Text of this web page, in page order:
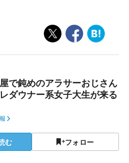
で鈍めのアラサーおじさん
ダウナー系女子大生が来る
む フォロー